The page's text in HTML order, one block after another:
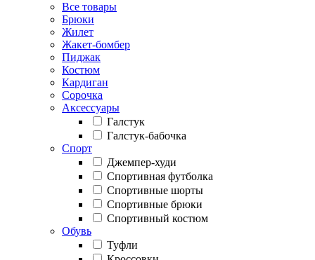
Все товары
Брюки
Жилет
Жакет-бомбер
Пиджак
Костюм
Кардиган
Сорочка
Аксессуары
Галстук
Галстук-бабочка
Спорт
Джемпер-худи
Спортивная футболка
Спортивные шорты
Спортивные брюки
Спортивный костюм
Обувь
Туфли